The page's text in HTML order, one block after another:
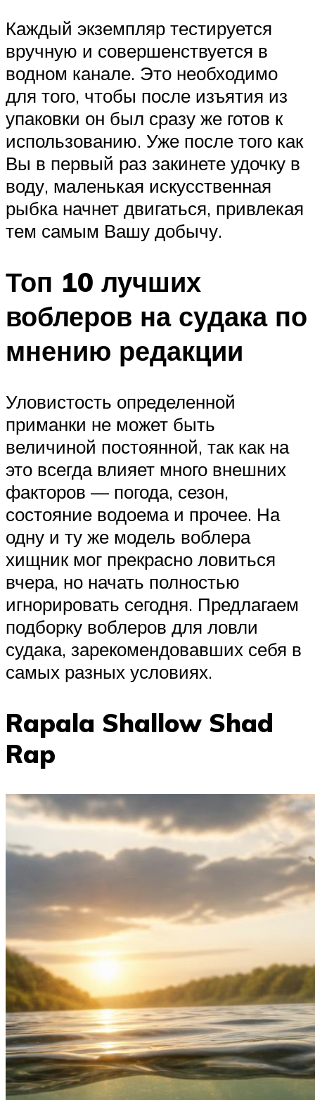
Каждый экземпляр тестируется
вручную и совершенствуется в
водном канале. Это необходимо
для того, чтобы после изъятия из
упаковки он был сразу же готов к
использованию. Уже после того как
Вы в первый раз закинете удочку в
воду, маленькая искусственная
рыбка начнет двигаться, привлекая
тем самым Вашу добычу.
Топ 10 лучших
воблеров на судака по
мнению редакции
Уловистость определенной
приманки не может быть
величиной постоянной, так как на
это всегда влияет много внешних
факторов — погода, сезон,
состояние водоема и прочее. На
одну и ту же модель воблера
хищник мог прекрасно ловиться
вчера, но начать полностью
игнорировать сегодня. Предлагаем
подборку воблеров для ловли
судака, зарекомендовавших себя в
самых разных условиях.
Rapala Shallow Shad
Rap